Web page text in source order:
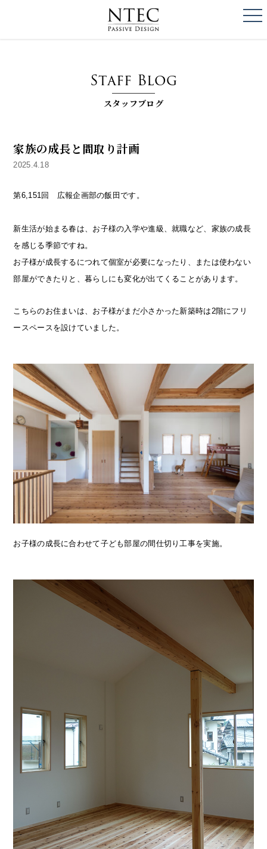
Staff Blog
スタッフブログ
家族の成長と間取り計画
2025.4.18
第6,151回 広報企画部の飯田です。
新生活が始まる春は、お子様の入学や進級、就職など、家族の成長
を感じる季節ですね。
お子様が成長するにつれて個室が必要になったり、または使わない
部屋ができたりと、暮らしにも変化が出てくることがあります。
こちらのお住まいは、お子様がまだ小さかった新築時は2階にフリ
ースペースを設けていました。
お子様の成長に合わせて子ども部屋の間仕切り工事を実施。